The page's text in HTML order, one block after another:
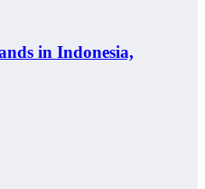
in Indonesia,